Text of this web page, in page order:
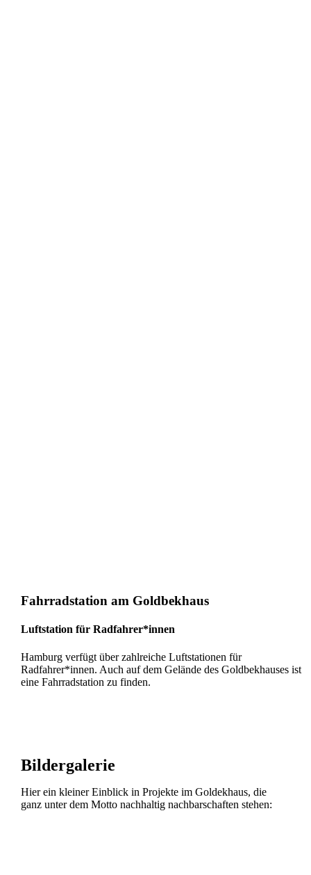
Fahrradstation am Goldbekhaus
Luftstation für Radfahrer*innen
Hamburg verfügt über zahlreiche Luftstationen für
Radfahrer*innen. Auch auf dem Gelände des Goldbekhauses ist
eine Fahrradstation zu finden.
Bildergalerie
Hier ein kleiner Einblick in Projekte im Goldekhaus, die
ganz unter dem Motto nachhaltig nachbarschaften stehen: